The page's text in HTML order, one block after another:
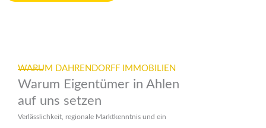
WARUM DAHRENDORFF IMMOBILIEN
Warum Eigentümer in Ahlen
auf uns setzen
Verlässlichkeit, regionale Marktkenntnis und ein